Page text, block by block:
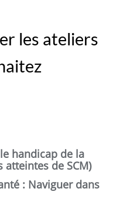
les ateliers
handicap de la
atteintes de SCM)
: Naviguer dans